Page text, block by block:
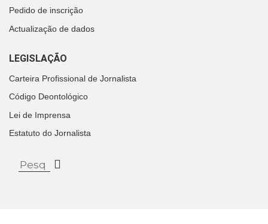
Pedido de inscrição
Actualização de dados
LEGISLAÇÃO
Carteira Profissional de Jornalista
Código Deontológico
Lei de Imprensa
Estatuto do Jornalista